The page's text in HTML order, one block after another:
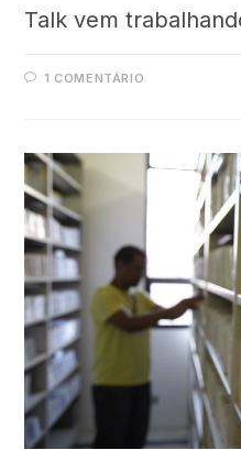
Talk vem
1 COMENTÁRIO